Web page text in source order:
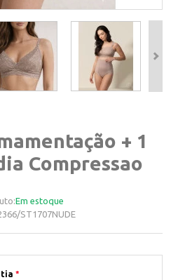
+ 1
Compressao
Em estoque
ST1707NUDE
*